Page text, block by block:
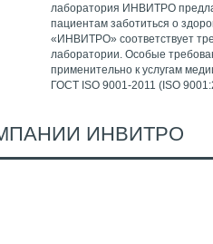
лаборатория ИНВИТРО
пациентам заботиться о
«ИНВИТРО» соответствует
лаборатории. Особые
применительно к услугам
ГОСТ ISO 9001-2011 (ISO
ИНВИТРО